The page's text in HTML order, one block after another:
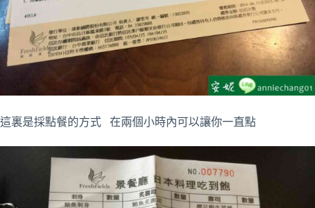
這裏是採點餐的方式 在兩個小時內可以讓你一直點